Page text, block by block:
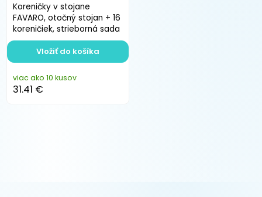
Koreničky v stojane
FAVARO, otočný stojan + 16
koreničiek, strieborná sada
viac ako 10 kusov
31.41 €
Vložiť do košíka